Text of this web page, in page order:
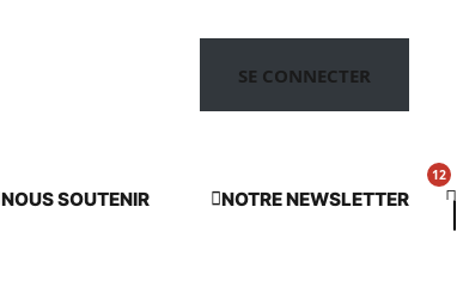
SE CONNECTER
NOUS SOUTENIR NOTRE NEWSLETTER